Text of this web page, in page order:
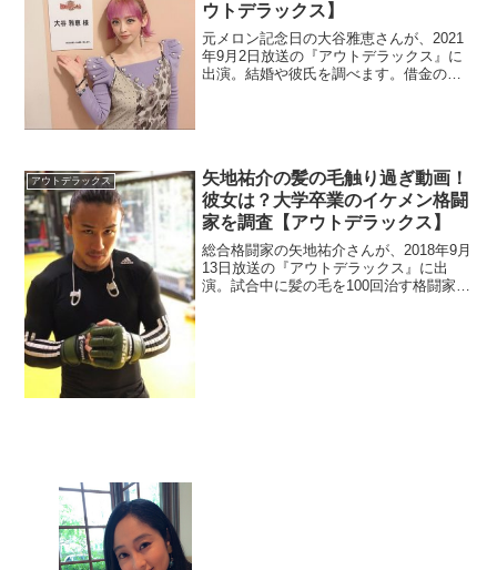
ウトデラックス】
元メロン記念日の大谷雅恵さんが、2021
年9月2日放送の『アウトデラックス』に
出演。結婚や彼氏を調べます。借金の金
アウトデラックス
矢地祐介の髪の毛触り過ぎ動画！
彼女は？大学卒業のイケメン格闘
家を調査【アウトデラックス】
総合格闘家の矢地祐介さんが、2018年9月
13日放送の『アウトデラックス』に出
演。試合中に髪の毛を100回治す格闘家と